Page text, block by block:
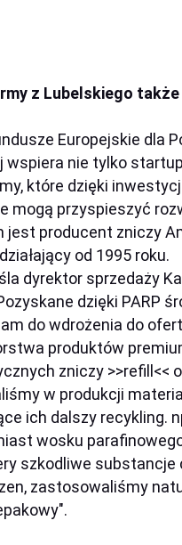
z Lubelskiego
Europejskie dla
wspiera nie tylko
które dzięki
mogą przyspieszyć
jest producent zniczy
od 1995 roku.
dyrektor sprzedaży
dzięki PARP
do wdrożenia do
produktów
zniczy >>refill<<
w produkcji
ich dalszy recykling.
wosku
szkodliwe substancje
zastosowaliśmy